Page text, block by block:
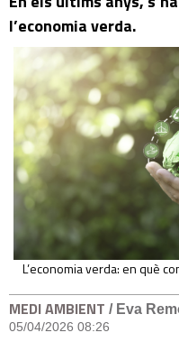
l’economia verda.
L’economia verda: en què
MEDI AMBIENT / Eva
05/04/2026 08:26